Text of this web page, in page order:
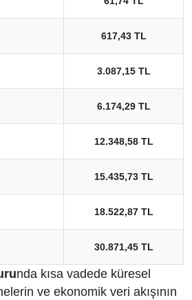
617,43 TL
3.087,15 TL
6.174,29 TL
12.348,58 TL
15.435,73 TL
18.522,87 TL
30.871,45 TL
nda kısa vadede küresel
ve ekonomik veri akışının